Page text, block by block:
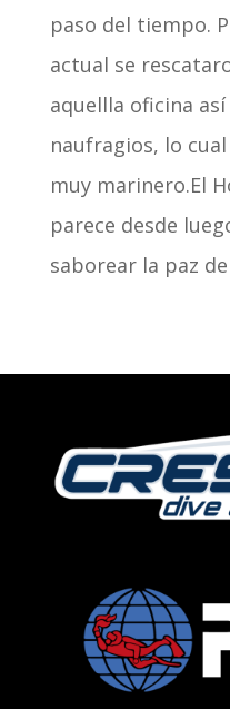
paso del tiempo.
actual se
aquellla oficina
naufragios, lo
muy marinero.El
parece desde
saborear la paz